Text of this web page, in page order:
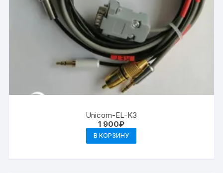
Unicom-EL-K3
1 900₽
В КОРЗИНУ